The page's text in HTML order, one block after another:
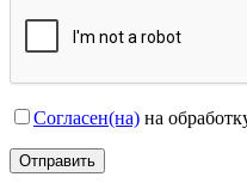
Согласен(на) на